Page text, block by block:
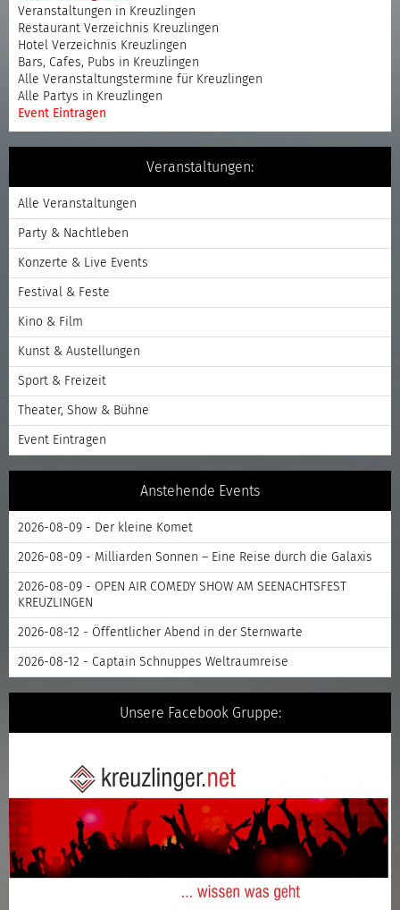
Veranstaltungen in Kreuzlingen
Restaurant Verzeichnis Kreuzlingen
Hotel Verzeichnis Kreuzlingen
Bars, Cafes, Pubs in Kreuzlingen
Alle Veranstaltungstermine für Kreuzlingen
Alle Partys in Kreuzlingen
Event Eintragen
Veranstaltungen:
Alle Veranstaltungen
Party & Nachtleben
Konzerte & Live Events
Festival & Feste
Kino & Film
Kunst & Austellungen
Sport & Freizeit
Theater, Show & Bühne
Event Eintragen
Anstehende Events
2026-08-09 - Der kleine Komet
2026-08-09 - Milliarden Sonnen – Eine Reise durch die Galaxis
2026-08-09 - OPEN AIR COMEDY SHOW AM SEENACHTSFEST
KREUZLINGEN
2026-08-12 - Öffentlicher Abend in der Sternwarte
2026-08-12 - Captain Schnuppes Weltraumreise
Unsere Facebook Gruppe: